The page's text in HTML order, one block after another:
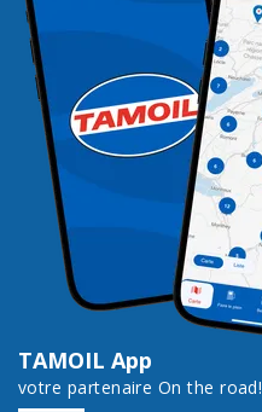
TAMOIL App
votre partenaire On the road!